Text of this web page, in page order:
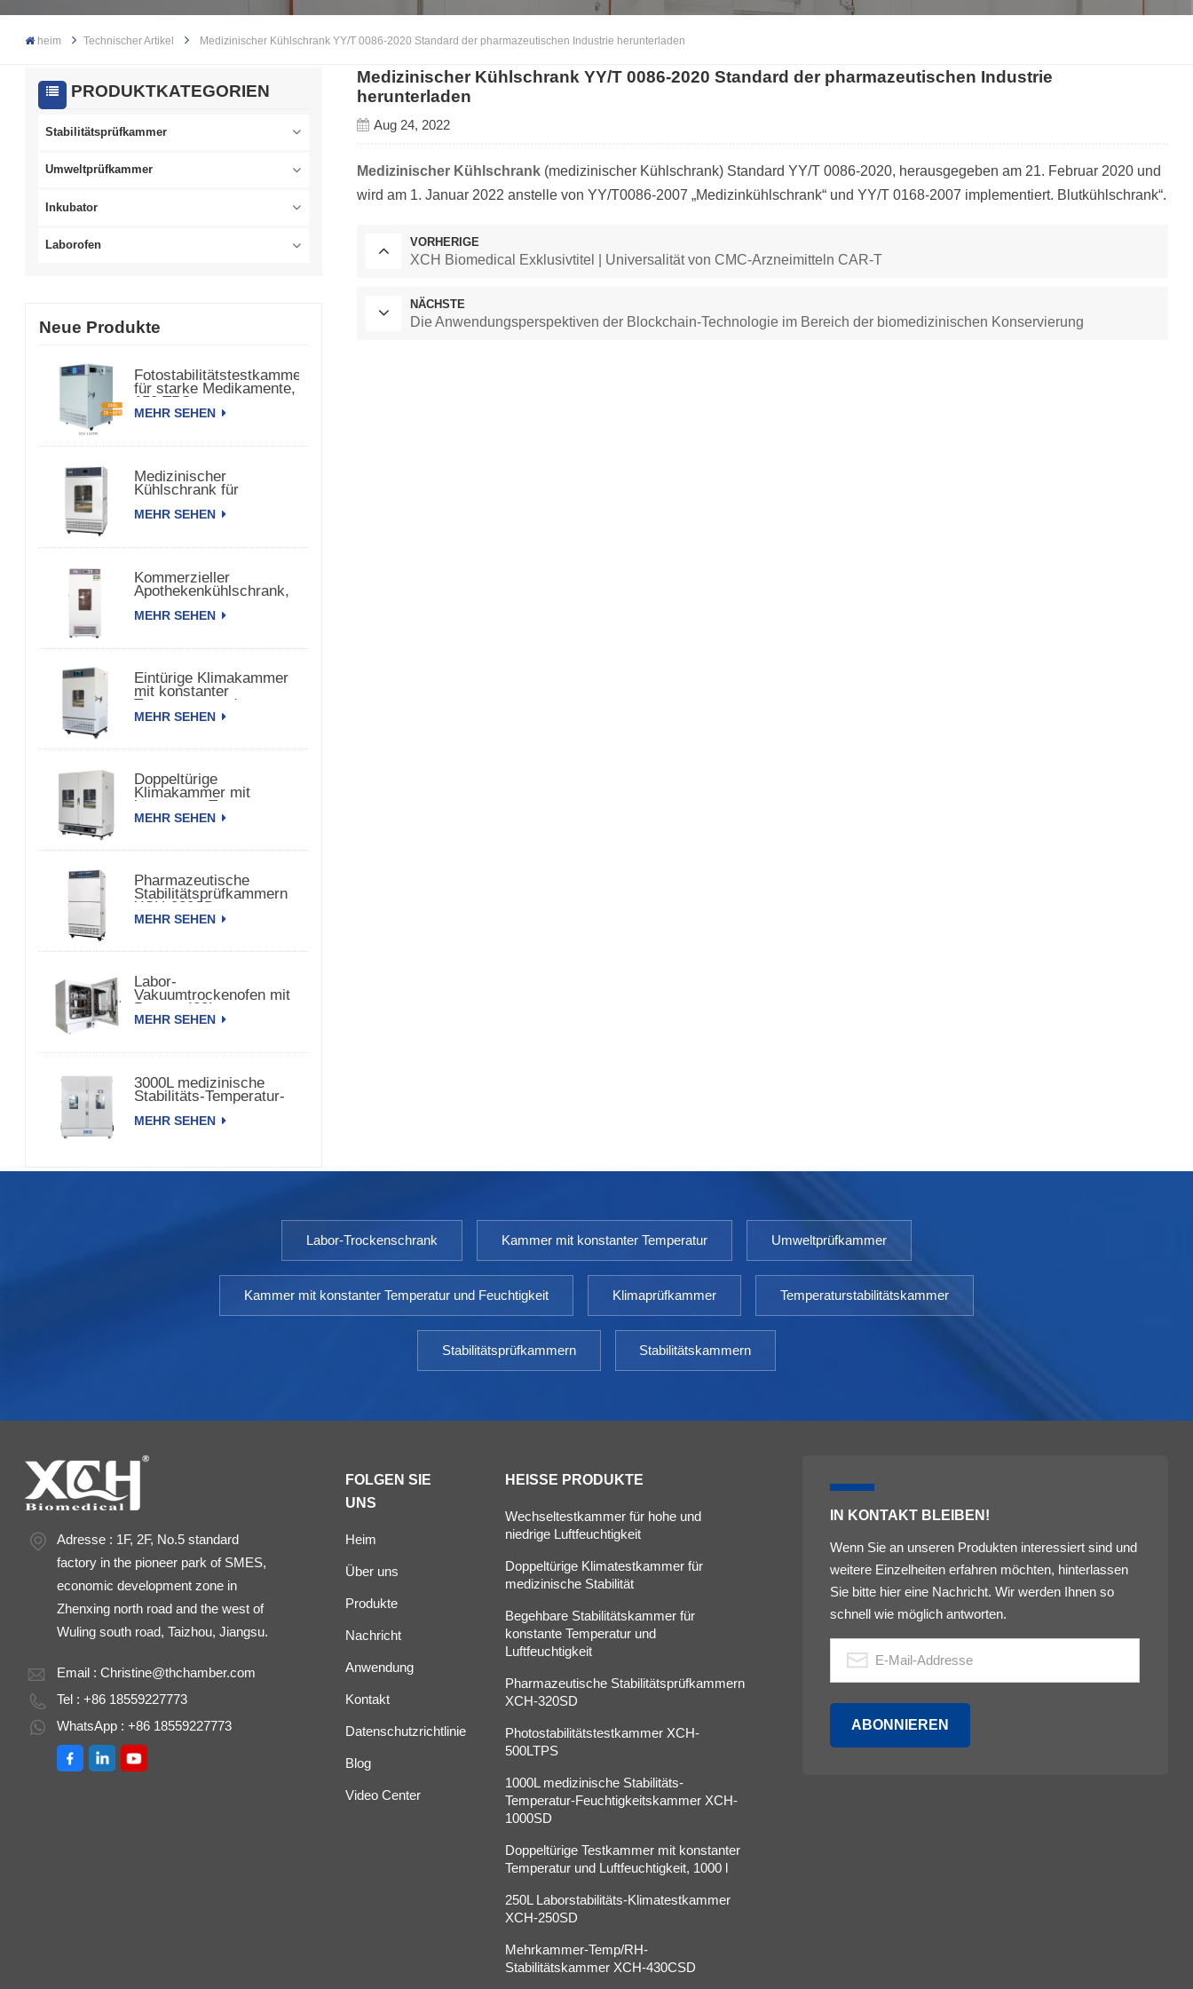
Melayu
বাংলা
heim Technischer Artikel Medizinischer Kühlschrank YY/T 0086-2020 Standard der pharmazeutischen Industrie herunterladen
PRODUKTKATEGORIEN
Stabilitätsprüfkammer
Umweltprüfkammer
Inkubator
Laborofen
Neue Produkte
Fotostabilitätstestkammer
für starke Medikamente,
150 TPS
MEHR SEHEN
Medizinischer
Kühlschrank für
pharmazeutische
MEHR SEHEN
Kommerzieller
Apothekenkühlschrank,
Kühlschrank für
pharmazeutische
MEHR SEHEN
Eintürige Klimakammer
mit konstanter
Temperatur und
Luftfeuchtigkeit
MEHR SEHEN
Doppeltürige
Klimakammer mit
konstanter Temperatur
und Luftfeuchtigkeit
MEHR SEHEN
Pharmazeutische
Stabilitätsprüfkammern
XCH-320SD
MEHR SEHEN
Labor-
Vakuumtrockenofen mit
Pumpe 420L
MEHR SEHEN
3000L medizinische
Stabilitäts-Temperatur-
Feuchtigkeitskammer
XCH-3000SD
MEHR SEHEN
Medizinischer Kühlschrank YY/T 0086-2020 Standard der pharmazeutischen Industrie
herunterladen
Aug 24, 2022
Medizinischer Kühlschrank (medizinischer Kühlschrank) Standard YY/T 0086-2020, herausgegeben am 21. Februar 2020 und
wird am 1. Januar 2022 anstelle von YY/T0086-2007 „Medizinkühlschrank“ und YY/T 0168-2007 implementiert. Blutkühlschrank“.
VORHERIGE
XCH Biomedical Exklusivtitel | Universalität von CMC-Arzneimitteln CAR-T
NÄCHSTE
Die Anwendungsperspektiven der Blockchain-Technologie im Bereich der biomedizinischen Konservierung
Labor-Trockenschrank Kammer mit konstanter Temperatur Umweltprüfkammer
Kammer mit konstanter Temperatur und Feuchtigkeit Klimaprüfkammer Temperaturstabilitätskammer
Stabilitätsprüfkammern Stabilitätskammern
Adresse : 1F, 2F, No.5 standard
factory in the pioneer park of SMES,
economic development zone in
Zhenxing north road and the west of
Wuling south road, Taizhou, Jiangsu.
Email :Christine@thchamber.com
Tel : +86 18559227773
WhatsApp : +86 18559227773
FOLGEN SIE
UNS
Heim
Über uns
Produkte
Nachricht
Anwendung
Kontakt
Datenschutzrichtlinie
Blog
Video Center
HEISSE PRODUKTE
Wechseltestkammer für hohe und
niedrige Luftfeuchtigkeit
Doppeltürige Klimatestkammer für
medizinische Stabilität
Begehbare Stabilitätskammer für
konstante Temperatur und
Luftfeuchtigkeit
Pharmazeutische Stabilitätsprüfkammern
XCH-320SD
Photostabilitätstestkammer XCH-
500LTPS
1000L medizinische Stabilitäts-
Temperatur-Feuchtigkeitskammer XCH-
1000SD
Doppeltürige Testkammer mit konstanter
Temperatur und Luftfeuchtigkeit, 1000 l
250L Laborstabilitäts-Klimatestkammer
XCH-250SD
Mehrkammer-Temp/RH-
Stabilitätskammer XCH-430CSD
IN KONTAKT BLEIBEN!
Wenn Sie an unseren Produkten interessiert sind und
weitere Einzelheiten erfahren möchten, hinterlassen
Sie bitte hier eine Nachricht. Wir werden Ihnen so
schnell wie möglich antworten.